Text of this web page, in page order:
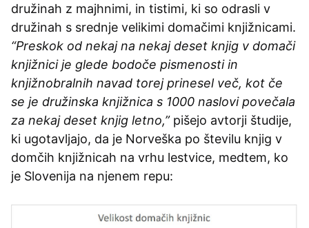
družinah z majhnimi, in tistimi, ki so odrasli v
družinah s srednje velikimi domačimi knjižnicami.
“Preskok od nekaj na nekaj deset knjig v domači
knjižnici je glede bodoče pismenosti in
knjižnobralnih navad torej prinesel več, kot če
se je družinska knjižnica s 1000 naslovi povečala
za nekaj deset knjig letno,”pišejo avtorji študije,
ki ugotavljajo, da je Norveška po številu knjig v
domčih knjižnicah na vrhu lestvice, medtem, ko
je Slovenija na njenem repu: